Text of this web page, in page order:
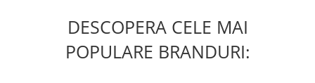
Manusi de protectie
Accesorii pentru protectia capului
DESCOPERA CELE MAI
POPULARE BRANDURI: